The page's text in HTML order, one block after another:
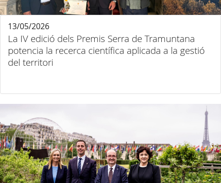
La IV edició dels Premis Serra de Tramuntana
potencia la recerca científica aplicada a la gestió
del territori
13/05/2026